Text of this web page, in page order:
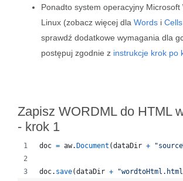
Ponadto system operacyjny Microsoft
Linux (zobacz więcej dla Words i Cells
sprawdź dodatkowe wymagania dla
postępuj zgodnie z instrukcje krok po
Zapisz WORDML do HTML
- krok 1
doc = aw. Document (dataDir +
doc. save(dataDir +